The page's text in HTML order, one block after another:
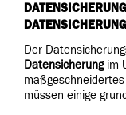
Der
Datensicherungim
müssen einige